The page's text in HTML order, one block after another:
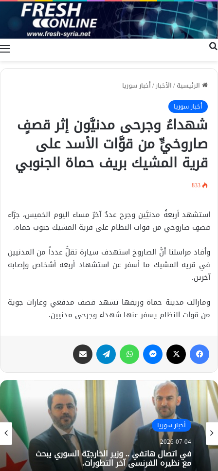
الرئيسية/الأخبار/أخبار سوريا
أخبار سوريا
شهداءُ وجرحى مدنيَّون إثر قصفٍ
صاروخيٍّ من قوَّات الأسد على
قرية المشيك بريف حماة الجنوبي
833
استشهد أربعةُ مدنيَّين وجرح عددٌ آخرٌ مساء اليوم الخميس، جرَّاء
قصفٍ صاروخي من قوات النظام على قرية المشيك جنوب حماة.
وأفاد مراسلنا أنَّ الصاروخ استهدف سيارة تقلُّ عدداً من المدنيين
في قرية المشيك ما أسفر عن استشهاد أربعة أشخاص وإصابة
آخرين.
ومازالت مدينة حماة وريفها تشهد قصف مدفعي وغارات جوية
من قوات النظام يسفر عنها شهداء وجرحى مدنيين.
فيسبوك ماسنجر واتساب تيلقرام
أخبار سوريا
2026-07-04
في اتصال هاتفي .. وزير الخارجيّة السوري يبحث
مع نظيره الفرنسي آخر التطورات.